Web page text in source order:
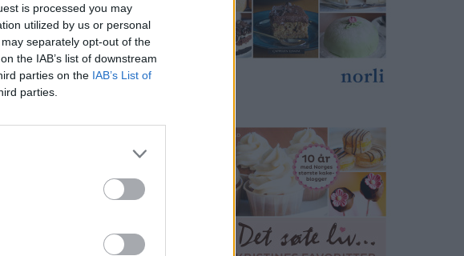
is processed you may
utilized by us or personal
separately opt-out of the
the IAB’s list of downstream
parties on the IAB’s List of
parties.